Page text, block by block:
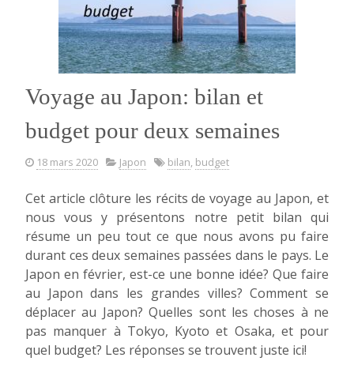
Voyage au Japon: bilan et
budget pour deux semaines
18 mars 2020 Japon bilan, budget
Cet article clôture les récits de voyage au Japon, et
nous vous y présentons notre petit bilan qui
résume un peu tout ce que nous avons pu faire
durant ces deux semaines passées dans le pays. Le
Japon en février, est-ce une bonne idée? Que faire
au Japon dans les grandes villes? Comment se
déplacer au Japon? Quelles sont les choses à ne
pas manquer à Tokyo, Kyoto et Osaka, et pour
quel budget? Les réponses se trouvent juste ici!